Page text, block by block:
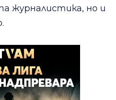
журналистика, но и